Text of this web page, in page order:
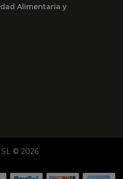
Alimentaria y
© 2026